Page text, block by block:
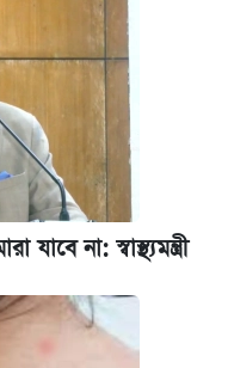
না: স্বাস্থ্যমন্ত্রী